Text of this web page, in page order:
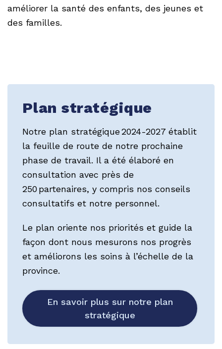
améliorer la santé des enfants, des jeunes et
des familles.
Plan stratégique
Notre plan stratégique 2024-2027 établit
la feuille de route de notre prochaine
phase de travail. Il a été élaboré en
consultation avec près de
250 partenaires, y compris nos conseils
consultatifs et notre personnel.
Le plan oriente nos priorités et guide la
façon dont nous mesurons nos progrès
et améliorons les soins à l’échelle de la
province.
En savoir plus sur notre plan
stratégique